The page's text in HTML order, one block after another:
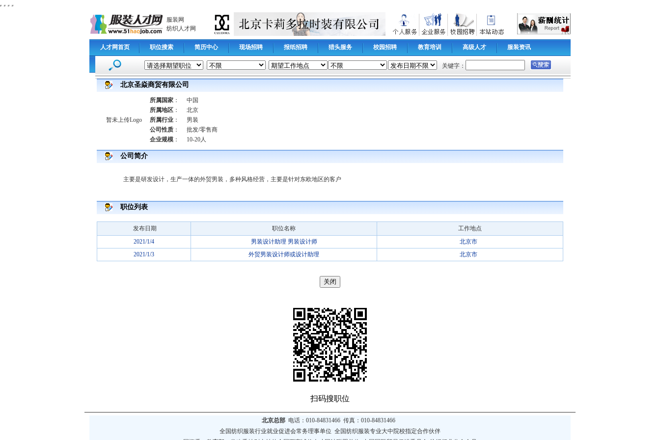
服装网
纺织人才网
人才网首页 职位搜索 简历中心 现场招聘 报纸招聘 猎头服务 校园招聘 教育培训 高级人才 服装资讯
关键字：
北京圣焱商贸有限公司
暂未上传Logo
所属国家：
中国
所属地区：
北京
所属行业：
男装
公司性质：
批发/零售商
企业规模： 10-20人
公司简介
主要是研发设计，生产一体的外贸男装，多种风格经营，主要是针对东欧地区的客户
职位列表
发布日期 职位名称
工作地点
2021/1/4
男装设计助理 男装设计师
北京市
2021/1/3
外贸男装设计师或设计助理 北京市
扫码搜职位
北京总部 电话：010-84831466 传真：010-84831466
全国纺织服装行业就业促进会常务理事单位 全国纺织服装专业大中院校指定合作伙伴